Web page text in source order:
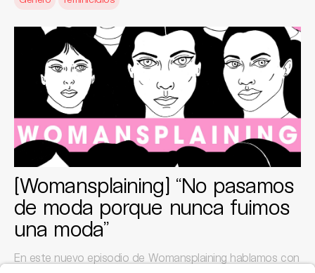
[Womansplaining] “No pasamos
de moda porque nunca fuimos
una moda”
En este nuevo episodio de Womansplaining hablamos con